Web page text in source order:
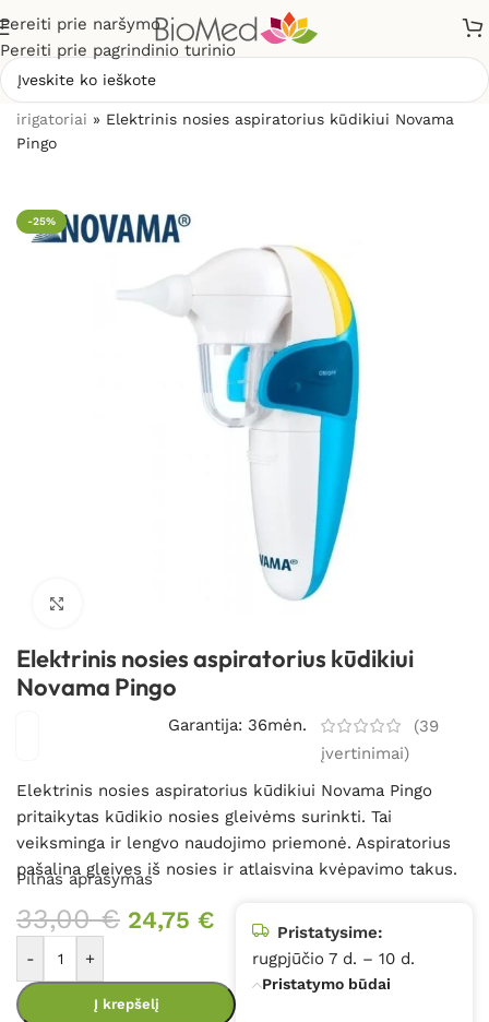
Pereiti prie naršymo
Pereiti prie pagrindinio turinio
irigatoriai » Elektrinis nosies aspiratorius kūdikiui Novama
Pingo
-25%
Spustelėkite, kad padidintumėte
Elektrinis nosies aspiratorius kūdikiui
Novama Pingo
Garantija: 36mėn. (39
įvertinimai)
Elektrinis nosies aspiratorius kūdikiui Novama Pingo
pritaikytas kūdikio nosies gleivėms surinkti. Tai
veiksminga ir lengvo naudojimo priemonė. Aspiratorius
pašalina gleives iš nosies ir atlaisvina kvėpavimo takus.
Pilnas aprašymas
33,00€ 24,75 €
- +
Į krepšelį
Pristatysime:
rugpjūčio 7 d. – 10 d.
Pristatymo būdai